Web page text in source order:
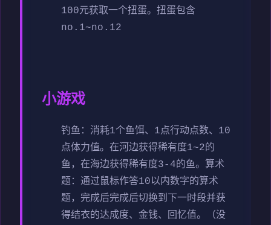
100元获取一个扭蛋。扭蛋包含
no.1~no.12
小游戏
钓鱼：消耗1个鱼饵、1点行动点数、10
点体力值。在河边获得稀有度1~2的
鱼，在海边获得稀有度3-4的鱼。 算术
题：通过鼠标作答10以内数字的算术
题，完成后完成后切换到下一时段并获
得结衣的达成度、金钱、回忆值。（没